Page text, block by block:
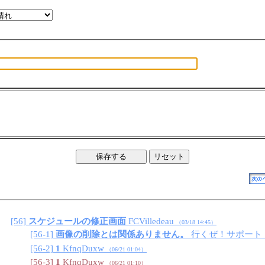
[56] スケジュールの修正画面 FCVilledeau （03/18 14:45）
[56-1] 画像の削除とは関係ありません。 行くぜ！サポート
[56-2] 1 KfnqDuxw （06/21 01:04）
[56-3] 1 KfnqDuxw （06/21 01:10）